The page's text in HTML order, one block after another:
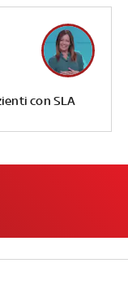
con SLA